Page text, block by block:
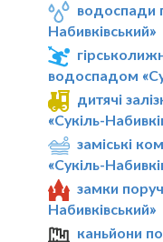
водоспади
Набивківський»
водоспадом
дитячі
«Сукіль-
заміські
«Сукіль-
замки
Набивківський»
каньйони